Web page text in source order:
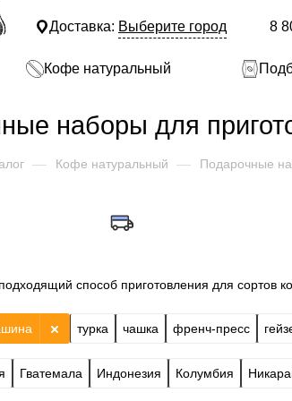
Доставка: Выберите город 8
Кофе натуральный
наборы для
— Кофе натуральный — Подарочные
способ приготовления для сортов
турка чашка френч-пресс
Гватемала Индонезия Колумбия